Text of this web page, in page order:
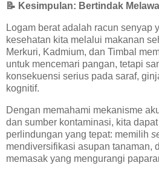
📝 Kesimpulan: Bertindak
Logam berat adalah racun senyap
kesehatan kita melalui makanan
Merkuri, Kadmium, dan Timbal
untuk mencemari pangan, tetapi
konsekuensi serius pada saraf,
kognitif.
Dengan memahami mekanisme
dan sumber kontaminasi, kita
perlindungan yang tepat: memilih
mendiversifikasi asupan tanaman,
memasak yang mengurangi